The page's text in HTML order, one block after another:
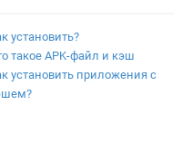
установить?
такое APK-файл и кэш
установить приложения с